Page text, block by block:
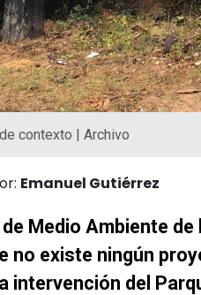
contexto | Archivo
Emanuel Gutiérrez
de Medio Ambiente
no existe ningún
intervención del